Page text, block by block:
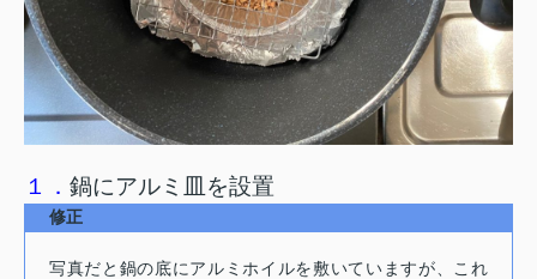
１． 鍋にアルミ皿を設置
修正
写真だと鍋の底にアルミホイルを敷いていますが、これ